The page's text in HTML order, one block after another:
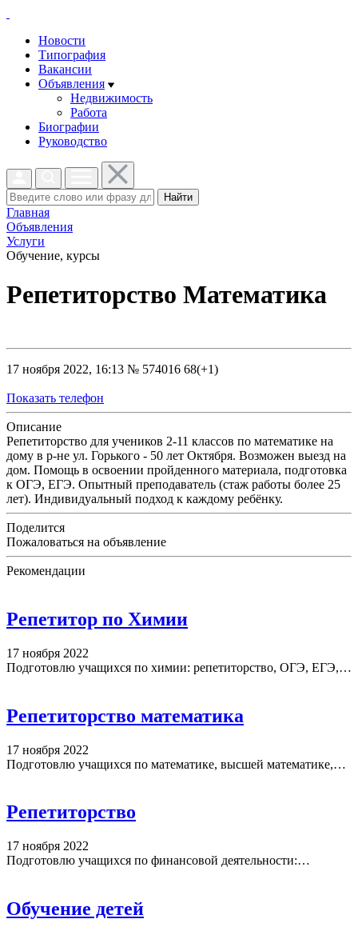
Новости
Типография
Вакансии
Объявления
Недвижимость
Работа
Биографии
Руководство
Найти
Главная
Объявления
Услуги
Обучение, курсы
Репетиторство Математика
17 ноября 2022, 16:13 № 574016 68(+1)
Показать телефон
Описание
Репетиторство для учеников 2-11 классов по математике на
дому в р-не ул. Горького - 50 лет Октября. Возможен выезд на
дом. Помощь в освоении пройденного материала, подготовка
к ОГЭ, ЕГЭ. Опытный преподаватель (стаж работы более 25
лет). Индивидуальный подход к каждому ребёнку.
Поделится
Пожаловаться на объявление
Рекомендации
Репетитор по Химии
17 ноября 2022
Подготовлю учащихся по химии: репетиторство, ОГЭ, ЕГЭ,…
Репетиторство математика
17 ноября 2022
Подготовлю учащихся по математике, высшей математике,…
Репетиторство
17 ноября 2022
Подготовлю учащихся по финансовой деятельности:…
Обучение детей